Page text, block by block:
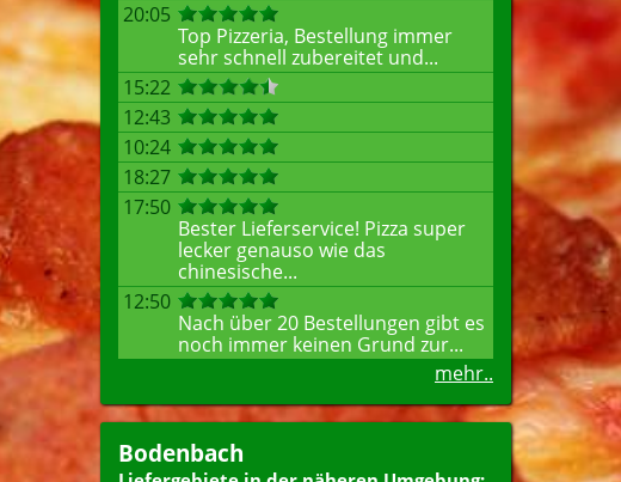
20:05
Top Pizzeria, Bestellung immer
sehr schnell zubereitet und...
15:22
12:43
10:24
18:27
17:50
Bester Lieferservice! Pizza super
lecker genauso wie das
chinesische...
12:50
Nach über 20 Bestellungen gibt es
noch immer keinen Grund zur...
mehr..
Bodenbach